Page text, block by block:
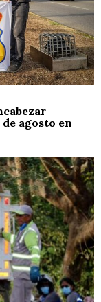
agosto en